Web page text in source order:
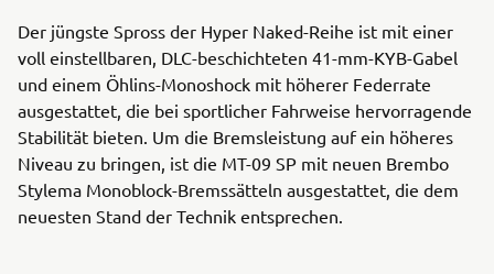
Der jüngste Spross der Hyper Naked-Reihe ist mit einer
voll einstellbaren, DLC-beschichteten 41-mm-KYB-Gabel
und einem Öhlins-Monoshock mit höherer Federrate
ausgestattet, die bei sportlicher Fahrweise hervorragende
Stabilität bieten. Um die Bremsleistung auf ein höheres
Niveau zu bringen, ist die MT-09 SP mit neuen Brembo
Stylema Monoblock-Bremssätteln ausgestattet, die dem
neuesten Stand der Technik entsprechen.